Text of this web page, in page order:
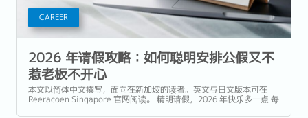
CAREER
2026 年请假攻略：如何聪明安排公假又不
惹老板不开心
本文以简体中文撰写，面向在新加坡的读者。英文与日文版本可在
Reeracoen Singapore 官网阅读。 精明请假，2026 年快乐多一点 每